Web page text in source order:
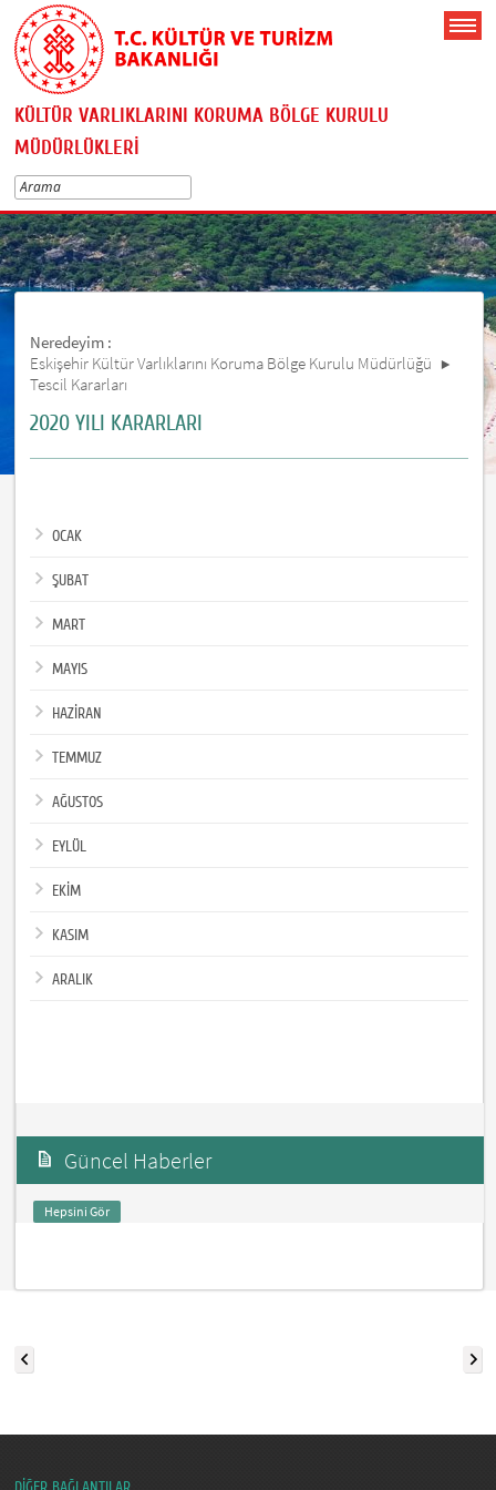
KÜLTÜR VARLIKLARINI KORUMA BÖLGE KURULU
MÜDÜRLÜKLERİ
Neredeyim :
Eskişehir Kültür Varlıklarını Koruma Bölge Kurulu Müdürlüğü
Tescil Kararları
2020 YILI KARARLARI
OCAK
ŞUBAT
MART
MAYIS
HAZİRAN
TEMMUZ
AĞUSTOS
EYLÜL
EKİM
KASIM
ARALIK
Güncel Haberler
Hepsini Gör